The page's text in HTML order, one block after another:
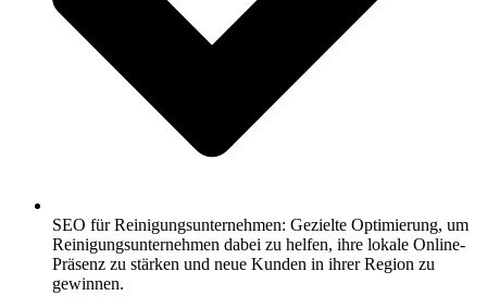
SEO für Reinigungsunternehmen: Gezielte Optimierung, um
Reinigungsunternehmen dabei zu helfen, ihre lokale Online-
Präsenz zu stärken und neue Kunden in ihrer Region zu
gewinnen.